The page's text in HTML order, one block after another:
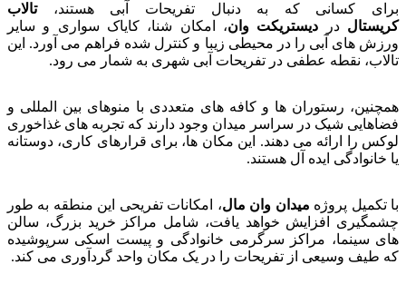
برای کسانی که به دنبال تفریحات آبی هستند،تالاب
کریستال در دیستریکت وان، امکان شنا، کایاک سواری و سایر
ورزش های آبی را در محیطی زیبا و کنترل شده فراهم می آورد. این
تالاب، نقطه عطفی در تفریحات آبی شهری به شمار می رود.
همچنین، رستوران ها و کافه های متعددی با منوهای بین المللی و
فضاهایی شیک در سراسر میدان وجود دارند که تجربه های غذاخوری
لوکس را ارائه می دهند. این مکان ها، برای قرارهای کاری، دوستانه
یا خانوادگی ایده آل هستند.
با تکمیل پروژه میدان وان مال، امکانات تفریحی این منطقه به طور
چشمگیری افزایش خواهد یافت، شامل مراکز خرید بزرگ، سالن
های سینما، مراکز سرگرمی خانوادگی و پیست اسکی سرپوشیده
که طیف وسیعی از تفریحات را در یک مکان واحد گردآوری می کند.